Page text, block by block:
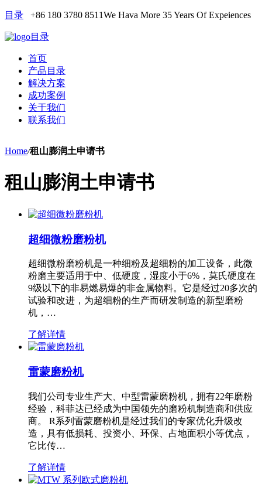
目录 +86 180 3780 8511We Hava More 35 Years Of Expeiences
目录
首页
产品目录
解决方案
成功案例
关于我们
联系我们
Home/租山膨润土申请书
租山膨润土申请书
超细微粉磨粉机
超细微粉磨粉机是一种细粉及超细粉的加工设备，此微
粉磨主要适用于中、低硬度，湿度小于6%，莫氏硬度在
9级以下的非易燃易爆的非金属物料。它是经过20多次的
试验和改进，为超细粉的生产而研发制造的新型磨粉
机，…
了解详情
雷蒙磨粉机
我们公司专业生产大、中型雷蒙磨粉机，拥有22年磨粉
经验，科菲达已经成为中国领先的磨粉机制造商和供应
商。 R系列雷蒙磨粉机是经过我们的专家优化升级改
造，具有低损耗、投资小、环保、占地面积小等优点，
它比传…
了解详情